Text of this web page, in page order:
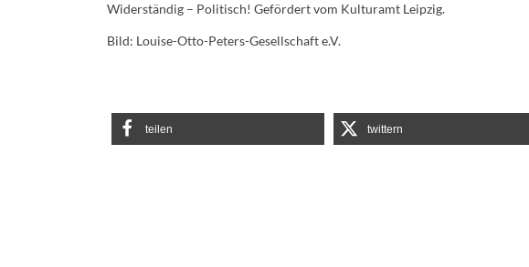
Widerständig – Politisch! Gefördert vom Kulturamt Leipzig.
Bild: Louise-Otto-Peters-Gesellschaft e.V.
teilen twittern